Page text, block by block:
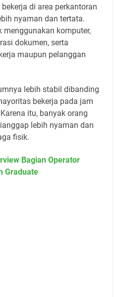
di area perkantoran
nyaman dan tertata.
komputer,
dokumen, serta
maupun pelanggan
lebih stabil dibanding
bekerja pada jam
itu, banyak orang
lebih nyaman dan
fisik.
Bagian Operator
Graduate